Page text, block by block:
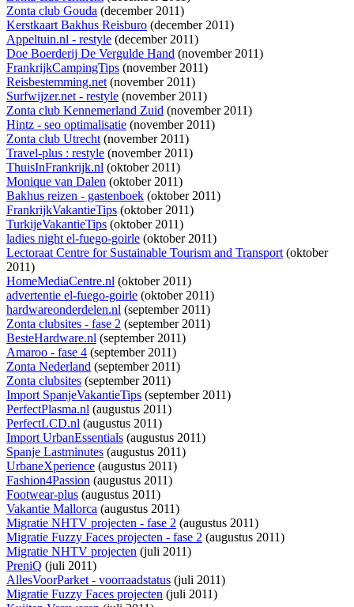
Zonta club Gouda (december 2011)
Kerstkaart Bakhus Reisburo (december 2011)
Appeltuin.nl - restyle (december 2011)
Doe Boerderij De Vergulde Hand (november 2011)
FrankrijkCampingTips (november 2011)
Reisbestemming.net(november 2011)
Surfwijzer.net - restyle (november 2011)
Zonta club Kennemerland Zuid (november 2011)
Hintz - seo optimalisatie (november 2011)
Zonta club Utrecht(november 2011)
Travel-plus : restyle (november 2011)
ThuisInFrankrijk.nl (oktober 2011)
Monique van Dalen (oktober 2011)
Bakhus reizen - gastenboek (oktober 2011)
FrankrijkVakantieTips (oktober 2011)
TurkijeVakantieTips (oktober 2011)
ladies night el-fuego-goirle (oktober 2011)
Lectoraat Centre for Sustainable Tourism and Transport(oktober
2011)
HomeMediaCentre.nl (oktober 2011)
advertentie el-fuego-goirle (oktober 2011)
hardwareonderdelen.nl (september 2011)
Zonta clubsites - fase 2 (september 2011)
BesteHardware.nl (september 2011)
Amaroo - fase 4 (september 2011)
Zonta Nederland (september 2011)
Zonta clubsites (september 2011)
Import SpanjeVakantieTips (september 2011)
PerfectPlasma.nl (augustus 2011)
PerfectLCD.nl (augustus 2011)
Import UrbanEssentials (augustus 2011)
Spanje Lastminutes (augustus 2011)
UrbaneXperience (augustus 2011)
Fashion4Passion (augustus 2011)
Footwear-plus (augustus 2011)
Vakantie Mallorca (augustus 2011)
Migratie NHTV projecten - fase 2 (augustus 2011)
Migratie Fuzzy Faces projecten - fase 2 (augustus 2011)
Migratie NHTV projecten (juli 2011)
PreniQ (juli 2011)
AllesVoorParket - voorraadstatus (juli 2011)
Migratie Fuzzy Faces projecten (juli 2011)